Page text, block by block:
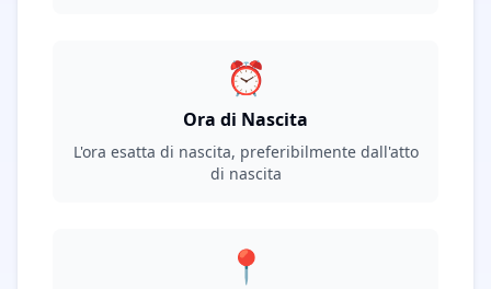
⏰
Ora di Nascita
L'ora esatta di nascita, preferibilmente dall'atto
di nascita
📍